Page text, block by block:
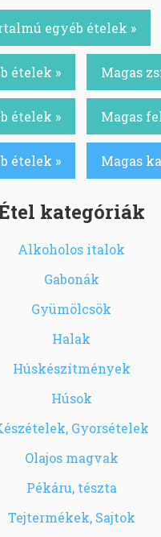
egyéb ételek »
ételek » Magas
ételek » Magas
ételek » Magas
kategóriák
Alkoholos italok
Gabonák
Gyümölcsök
Halak
Húskészítmények
Húsok
Gyorsételek
Olajos magvak
Pékáru, tészta
Tejtermékek, Sajtok